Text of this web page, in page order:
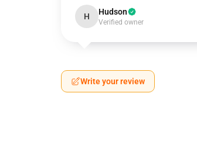
H Hudson
Verified owner
Write your review